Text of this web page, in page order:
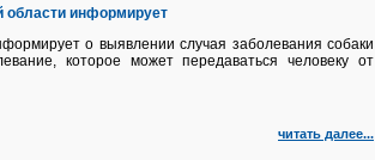
области информирует
о выявлении случая заболевания собаки
которое может передаваться человеку от
читать далее...